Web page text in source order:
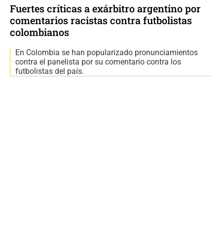
Fuertes críticas a exárbitro argentino por
comentarios racistas contra futbolistas
colombianos
En Colombia se han popularizado pronunciamientos
contra el panelista por su comentario contra los
futbolistas del país.